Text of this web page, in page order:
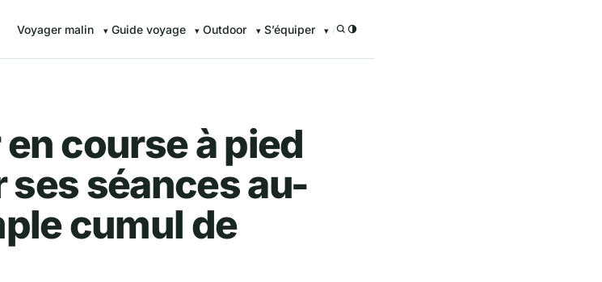
Voyager malin Guide voyage Outdoor S’équiper /
course à pied
séances au-
cumul de